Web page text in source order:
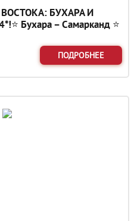
БУХАРА И
Бухара – Самарканд ⭐
ПОДРОБНЕЕ